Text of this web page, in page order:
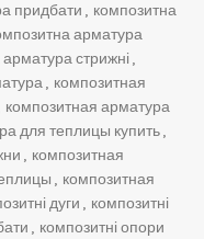
придбати , композитна
арматура
стрижні ,
, композитная
композитная арматура
для теплицы купить ,
, композитная
, композитная
дуги , композитні
, композитні опори